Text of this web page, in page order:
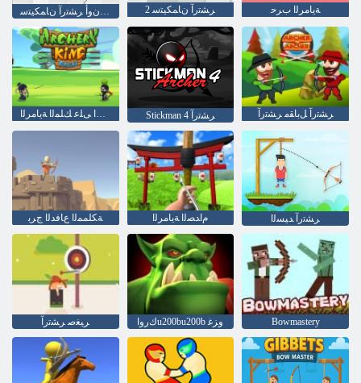
ﻦﻳﻻ ﻥﻭﺃ ﺮﺸﺗﺭﺁ ﻥﺎﻤﻜﻴﺘﺳ 2 ﺮﺸﺗﺭﺁ ﻥﺎﻤﻜﻴﺘﺳ ﺔﻳﺎﻣﺮﻟﺍ ﺏﺮﺣ
ﺖﻧﺮﺘﻧﻻ ﺍ ﻰﻠﻋ ﻚﻠﻤﻟﺍ ﺔﻳﺎﻣﺮﻟﺍ Stickman 4 ﺮﺸﺗﺭﺁ ﺮﺸﺗﺭﺁ ﻞﺑﺎﻘﻣ ﺮﺸﺗﺭﺁ
ﺔﻜﻠﻤﻤﻟﺍ ﻉﺎﻓﺪﻟﺍ ﺝﺮﺑ ﻡﺍﺪﺼﻟﺍ ﺔﻳﺎﻣﺮﻟﺍ ﺮﺸﺗﺭﺁ ﺪﻴﺴﻟﺍ
ﺮﻴﻐﺻ ﺮﺸﺗﺭﺁ ﻙﺭﻭﺍu200bu200b ﻭﺰﻏ Bowmastery